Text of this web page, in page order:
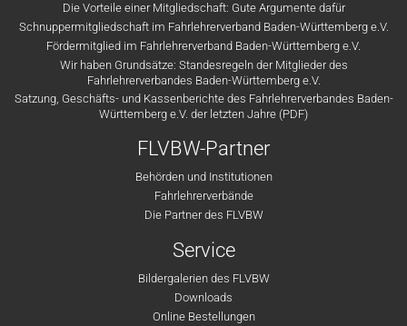
Die Vorteile einer Mitgliedschaft: Gute Argumente dafür
Schnuppermitgliedschaft im Fahrlehrerverband Baden-Württemberg e.V.
Fördermitglied im Fahrlehrerverband Baden-Württemberg e.V.
Wir haben Grundsätze: Standesregeln der Mitglieder des
Fahrlehrerverbandes Baden-Württemberg e.V.
Satzung, Geschäfts- und Kassenberichte des Fahrlehrerverbandes Baden-
Württemberg e.V. der letzten Jahre (PDF)
FLVBW-Partner
Behörden und Institutionen
Fahrlehrerverbände
Die Partner des FLVBW
Service
Bildergalerien des FLVBW
Downloads
Online Bestellungen